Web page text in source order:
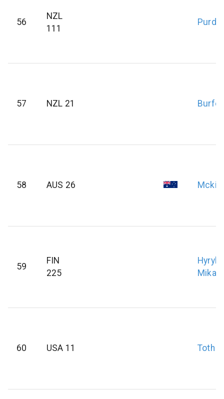
56
NZL
111
Purdie
57 NZL 21
58 AUS 26
59
FIN
225
Mikael
60 USA 11 Toth